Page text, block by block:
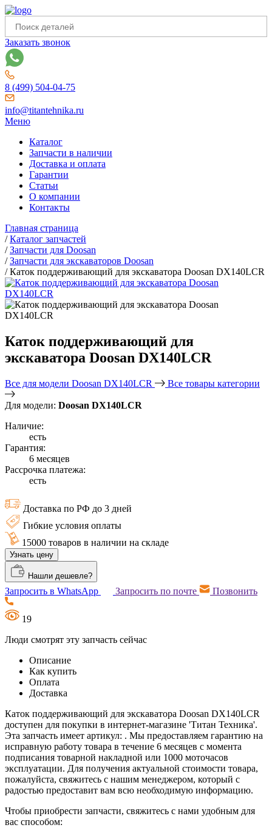
Заказать звонок
8 (499) 504-04-75
info@titantehnika.ru
Меню
Каталог
Запчасти в наличии
Доставка и оплата
Гарантии
Статьи
О компании
Контакты
Главная страница
/Каталог запчастей
/Запчасти для Doosan
/Запчасти для экскаваторов Doosan
/Каток поддерживающий для экскаватора Doosan DX140LCR
Каток поддерживающий для
экскаватора Doosan DX140LCR
Все для модели Doosan DX140LCR Все товары категории
Для модели: Doosan DX140LCR
Наличие:
есть
Гарантия:
6 месяцев
Рассрочка платежа:
есть
Доставка по РФ до 3 дней
Гибкие условия оплаты
15000 товаров в наличии на складе
Узнать цену
Нашли дешевле?
Запросить в WhatsApp Запросить по почте Позвонить
19
Люди смотрят эту запчасть сейчас
Описание
Как купить
Оплата
Доставка
Каток поддерживающий для экскаватора Doosan DX140LCR
доступен для покупки в интернет-магазине 'Титан Техника'.
Эта запчасть имеет артикул: . Мы предоставляем гарантию на
исправную работу товара в течение 6 месяцев с момента
подписания товарной накладной или 1000 моточасов
эксплуатации. Для получения актуальной стоимости товара,
пожалуйста, свяжитесь с нашим менеджером, который с
радостью предоставит вам всю необходимую информацию.
Чтобы приобрести запчасти, свяжитесь с нами удобным для
вас способом: